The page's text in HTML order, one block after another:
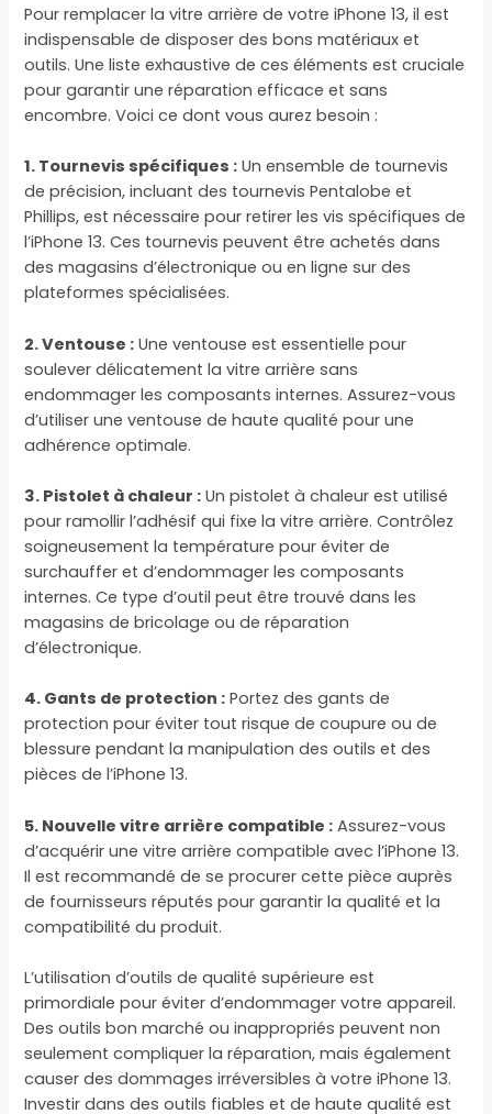
Pour remplacer la vitre arrière de votre iPhone 13, il est
indispensable de disposer des bons matériaux et
outils. Une liste exhaustive de ces éléments est cruciale
pour garantir une réparation efficace et sans
encombre. Voici ce dont vous aurez besoin :
1. Tournevis spécifiques : Un ensemble de tournevis
de précision, incluant des tournevis Pentalobe et
Phillips, est nécessaire pour retirer les vis spécifiques de
l’iPhone 13. Ces tournevis peuvent être achetés dans
des magasins d’électronique ou en ligne sur des
plateformes spécialisées.
2. Ventouse : Une ventouse est essentielle pour
soulever délicatement la vitre arrière sans
endommager les composants internes. Assurez-vous
d’utiliser une ventouse de haute qualité pour une
adhérence optimale.
3. Pistolet à chaleur : Un pistolet à chaleur est utilisé
pour ramollir l’adhésif qui fixe la vitre arrière. Contrôlez
soigneusement la température pour éviter de
surchauffer et d’endommager les composants
internes. Ce type d’outil peut être trouvé dans les
magasins de bricolage ou de réparation
d’électronique.
4. Gants de protection : Portez des gants de
protection pour éviter tout risque de coupure ou de
blessure pendant la manipulation des outils et des
pièces de l’iPhone 13.
5. Nouvelle vitre arrière compatible : Assurez-vous
d’acquérir une vitre arrière compatible avec l’iPhone 13.
Il est recommandé de se procurer cette pièce auprès
de fournisseurs réputés pour garantir la qualité et la
compatibilité du produit.
L’utilisation d’outils de qualité supérieure est
primordiale pour éviter d’endommager votre appareil.
Des outils bon marché ou inappropriés peuvent non
seulement compliquer la réparation, mais également
causer des dommages irréversibles à votre iPhone 13.
Investir dans des outils fiables et de haute qualité est